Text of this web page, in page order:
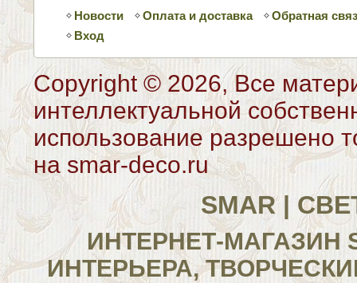
Новости Оплата и доставка
Обратная
Вход
Copyright © 2026, Все
интеллектуальной
использование разрешено
на smar-deco.ru
SMAR |
ИНТЕРНЕТ-МАГАЗИН
ИНТЕРЬЕРА,